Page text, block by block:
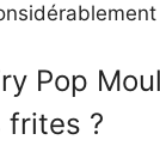
Pop
frites ?